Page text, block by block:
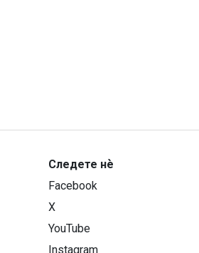
Следете нѐ
Facebook
X
YouTube
Instagram